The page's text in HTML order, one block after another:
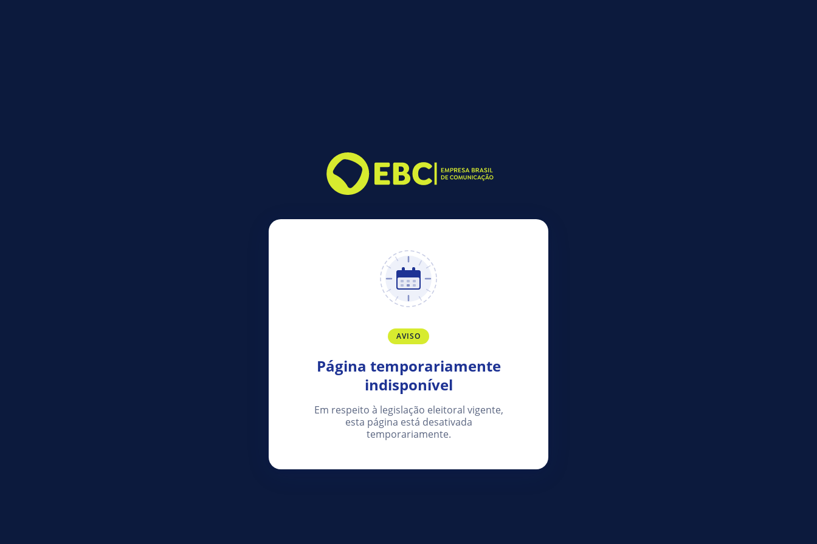
AVISO
Página temporariamente
indisponível
Em respeito à legislação eleitoral vigente,
esta página está desativada
temporariamente.